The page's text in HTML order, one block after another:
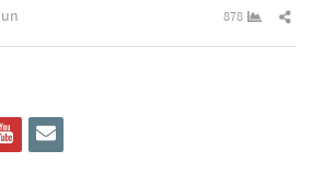
878
y
e